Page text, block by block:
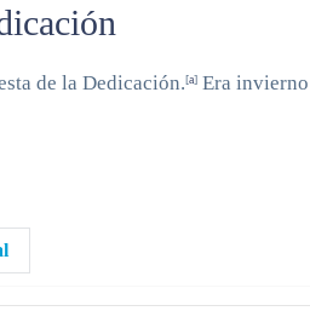
de la Dedicación.[a] Era invierno